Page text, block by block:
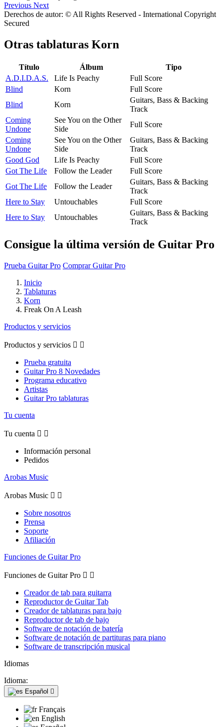
Previous Next
Derechos de autor: © All Rights Reserved - International Copyright
Secured
Otras tablaturas Korn
Título Álbum
Tipo
A.D.I.D.A.S.
Life Is Peachy
Full Score
Blind
Korn
Full Score
Blind
Korn
Guitars, Bass & Backing
Track
Coming
Undone
See You on the Other
Side
Full Score
Coming
Undone
See You on the Other
Side
Guitars, Bass & Backing
Track
Good God
Life Is Peachy
Full Score
Got The Life
Follow the Leader
Full Score
Got The Life
Follow the Leader
Guitars, Bass & Backing
Track
Here to Stay
Untouchables
Full Score
Here to Stay
Untouchables
Guitars, Bass & Backing
Track
Consigue la última versión de Guitar Pro
Prueba Guitar Pro Comprar Guitar Pro
Inicio
Tablaturas
Korn
Freak On A Leash
Productos y servicios
Productos y servicios  
Prueba gratuita
Guitar Pro 8 Novedades
Programa educativo
Artistas
Guitar Pro tablaturas
Tu cuenta
Tu cuenta  
Información personal
Pedidos
Arobas Music
Arobas Music  
Sobre nosotros
Prensa
Soporte
Afiliación
Funciones de Guitar Pro
Funciones de Guitar Pro  
Creador de tab para guitarra
Reproductor de Guitar Tab
Creador de tablaturas para bajo
Reproductor de tab de bajo
Software de notación de batería
Software de notación de partituras para piano
Software de transcripción musical
Idiomas
Idioma:
Español 
Français
English